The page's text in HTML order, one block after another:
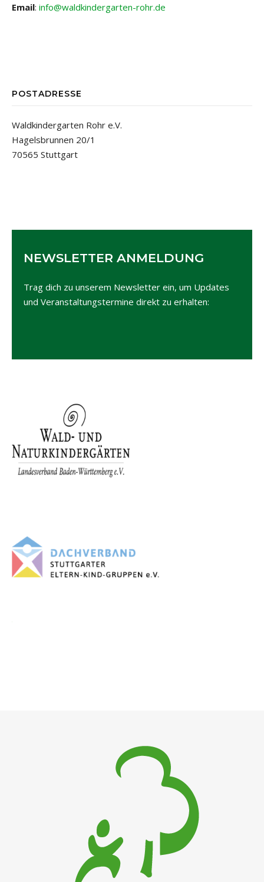
Email: info@waldkindergarten-rohr.de
POSTADRESSE
Waldkindergarten Rohr e.V.
Hagelsbrunnen 20/1
70565 Stuttgart
NEWSLETTER ANMELDUNG
Trag dich zu unserem Newsletter ein, um Updates
und Veranstaltungstermine direkt zu erhalten: